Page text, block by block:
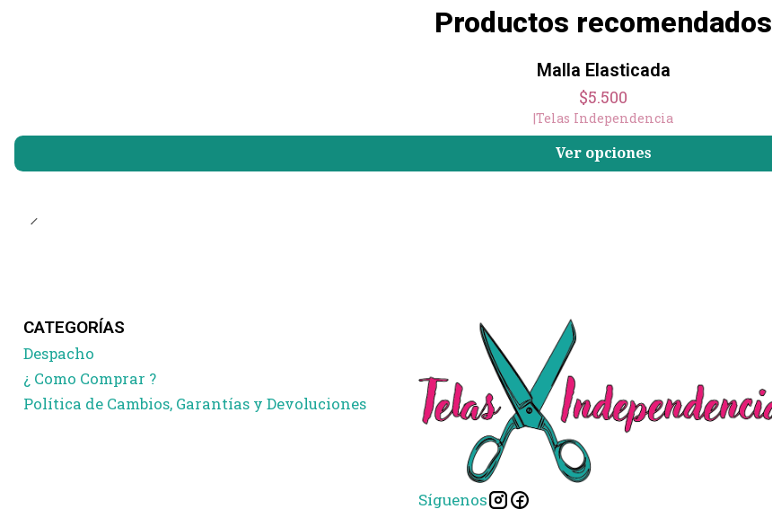
Productos recomendados
Malla Elasticada
$5.500
|Telas Independencia
Ver opciones
CATEGORÍAS
Despacho
¿ Como Comprar ?
Política de Cambios, Garantías y Devoluciones
Síguenos